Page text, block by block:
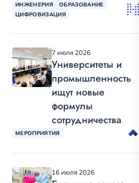
ИНЖЕНЕРИЯ
ОБРАЗОВАНИЕ
ЦИФРОВИЗАЦИЯ
7 июля 2026
Университеты и
промышленность
ищут новые
формулы
сотрудничества
МЕРОПРИЯТИЯ
16 июля 2026